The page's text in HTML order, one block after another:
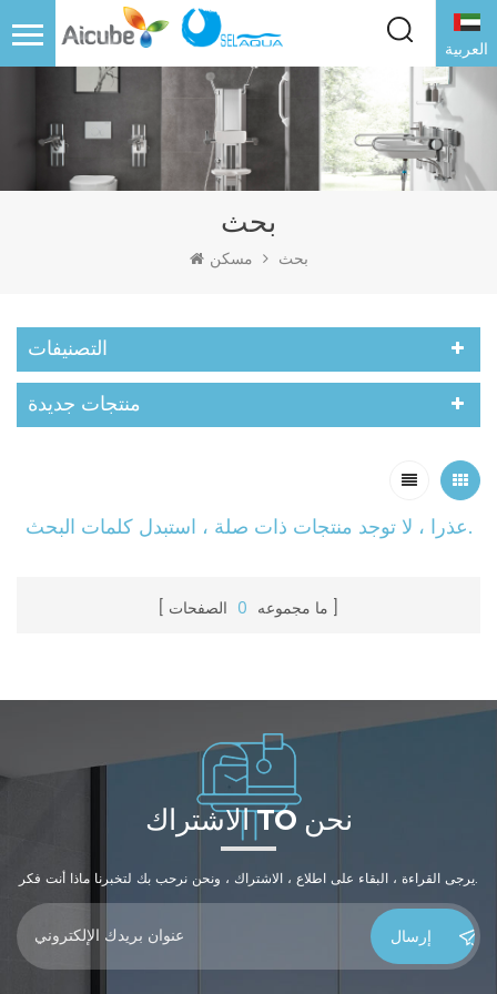
العربية
بحث
مسكن بحث
التصنيفات
منتجات جديدة
عذرا ، لا توجد منتجات ذات صلة ، استبدل كلمات البحث.
ما مجموعه 0 الصفحات
الاشتراك TO نحن
يرجى القراءة ، البقاء على اطلاع ، الاشتراك ، ونحن نرحب بك لتخبرنا ماذا أنت فكر.